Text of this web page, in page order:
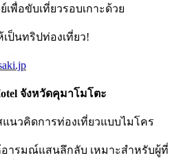
เพื่อขับเที่ยวรอบเกาะด้วย
จังหวัดคุมาโมโตะ
อารมณ์แสนลึกลับ เหมาะสำหรับผู้ที่